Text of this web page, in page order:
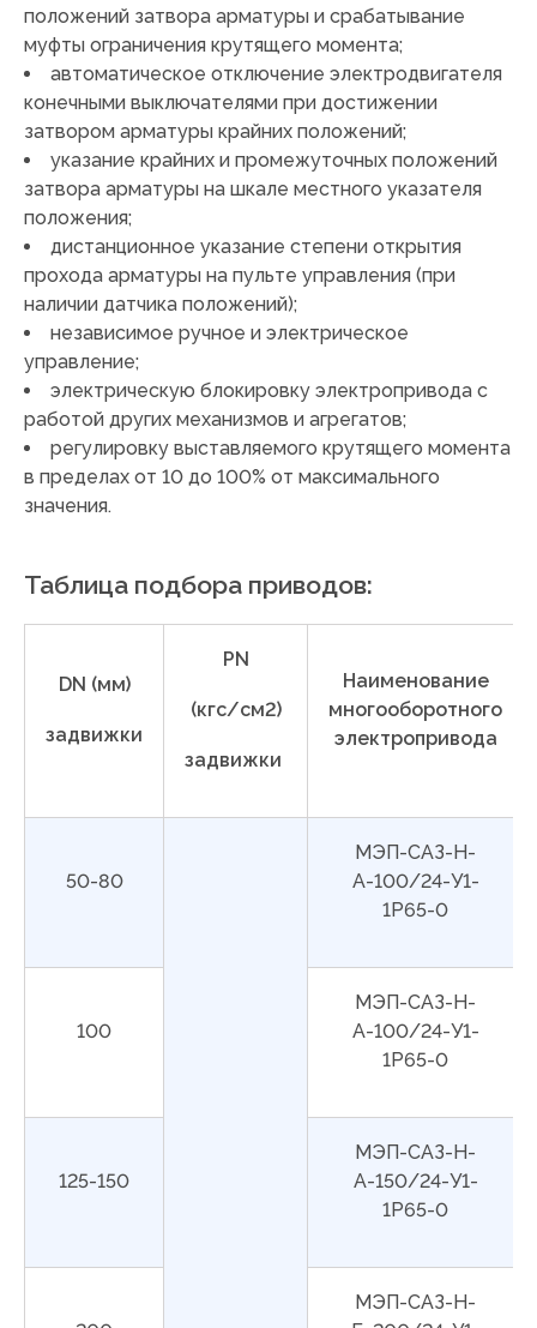
положений затвора арматуры и срабатывание
муфты ограничения крутящего момента;
автоматическое отключение электродвигателя
конечными выключателями при достижении
затвором арматуры крайних положений;
указание крайних и промежуточных положений
затвора арматуры на шкале местного указателя
положения;
дистанционное указание степени открытия
прохода арматуры на пульте управления (при
наличии датчика положений);
независимое ручное и электрическое
управление;
электрическую блокировку электропривода с
работой других механизмов и агрегатов;
регулировку выставляемого крутящего момента
в пределах от 10 до 100% от максимального
значения.
Таблица подбора приводов:
DN (мм)
задвижки
PN
(кгс/см2)
задвижки
Наименование
многооборотного
электропривода
50-80
МЭП-САЗ-Н-
А-100/24-У1-
1Р65-0
100
МЭП-САЗ-Н-
А-100/24-У1-
1Р65-0
125-150
МЭП-САЗ-Н-
А-150/24-У1-
1Р65-0
МЭП-САЗ-Н-